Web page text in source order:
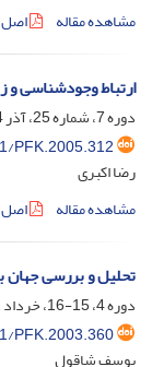
مشاهده مقاله
اصل
ارتباط وجودشناسی
دوره 7، شماره 25، آذر 1384، صفحه
PFK.2005.312
رضا اکبری
مشاهده مقاله
اصل
تحلیل و بررسی جهان
دوره 4، 15-16، خرداد 1382، صفحه
PFK.2003.360
یوسف شاقول